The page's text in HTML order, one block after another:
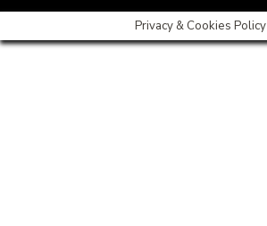
Privacy & Cookies Policy